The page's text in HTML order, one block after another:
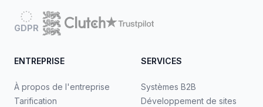
GDPR
ENTREPRISE
À propos de l'entreprise
Tarification
SERVICES
Systèmes B2B
Développement de sites